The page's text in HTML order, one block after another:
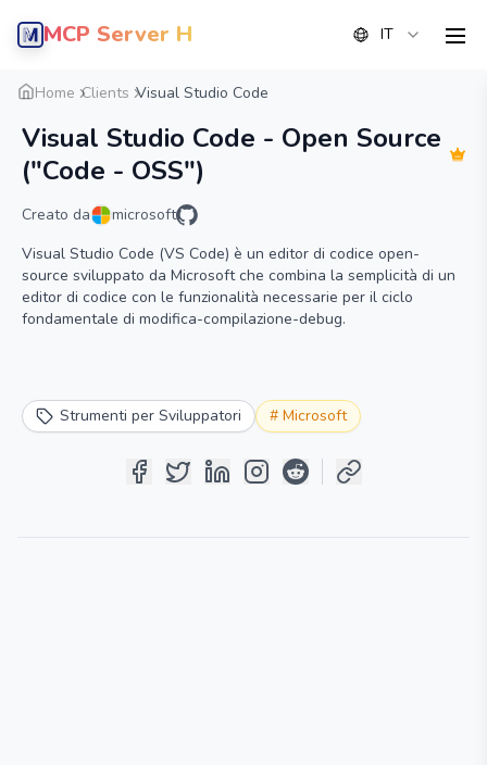
MCP Server Hub IT
Home Clients Visual Studio Code
Visual Studio Code - Open Source
("Code - OSS")
Creato da
microsoft
Visual Studio Code (VS Code) è un editor di codice open-
source sviluppato da Microsoft che combina la semplicità di un
editor di codice con le funzionalità necessarie per il ciclo
fondamentale di modifica-compilazione-debug.
Strumenti per Sviluppatori # Microsoft
Panoramica Dettaglio